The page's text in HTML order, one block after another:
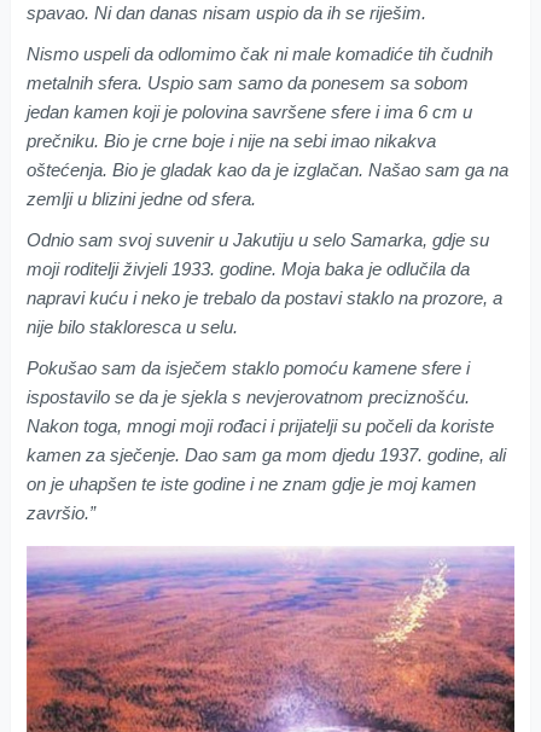
spavao. Ni dan danas nisam uspio da ih se riješim.
Nismo uspeli da odlomimo čak ni male komadiće tih čudnih
metalnih sfera. Uspio sam samo da ponesem sa sobom
jedan kamen koji je polovina savršene sfere i ima 6 cm u
prečniku. Bio je crne boje i nije na sebi imao nikakva
oštećenja. Bio je gladak kao da je izglačan. Našao sam ga na
zemlji u blizini jedne od sfera.
Odnio sam svoj suvenir u Jakutiju u selo Samarka, gdje su
moji roditelji živjeli 1933. godine. Moja baka je odlučila da
napravi kuću i neko je trebalo da postavi staklo na prozore, a
nije bilo stakloresca u selu.
Pokušao sam da isječem staklo pomoću kamene sfere i
ispostavilo se da je sjekla s nevjerovatnom preciznošću.
Nakon toga, mnogi moji rođaci i prijatelji su počeli da koriste
kamen za sječenje. Dao sam ga mom djedu 1937. godine, ali
on je uhapšen te iste godine i ne znam gdje je moj kamen
završio.”